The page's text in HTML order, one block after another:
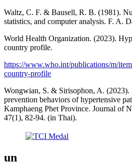
Waltz, C. F. & Bausell, R. B. (1981).
statistics, and computer analysis. F. A.
World Health Organization. (2023).
country profile.
https://www.who.int/publications/m/
country-profile
Wongwian, S. & Sirisophon, A. (2023).
prevention behaviors of hypertensive
Kamphaeng Phet Province. Journal of
47(1), 82-94. (in Thai).
un